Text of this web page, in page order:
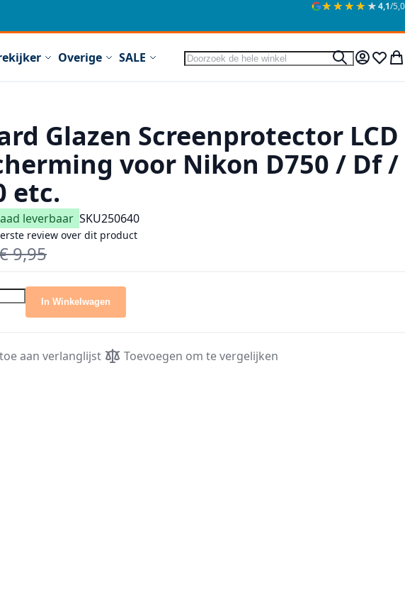
★★★★★
★★★★★4,1/5,0
Overige SALE Zoek
ZoekMijn
Glazen Screenprotector LCD
voor Nikon D750 / Df /
etc.
leverbaar SKU250640
review over dit product
prijs
9,95
In Winkelwagen
aan verlanglijst Toevoegen om te vergelijken